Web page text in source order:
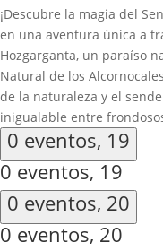
¡Descubre la magia del
en una aventura única a
Hozgarganta, un paraíso
Natural de los
de la naturaleza y el
inigualable entre
0 eventos, 19
0 eventos, 19
0 eventos, 20
0 eventos, 20